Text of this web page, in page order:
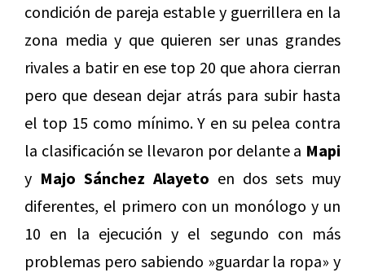
condición de pareja estable y guerrillera en la
zona media y que quieren ser unas grandes
rivales a batir en ese top 20 que ahora cierran
pero que desean dejar atrás para subir hasta
el top 15 como mínimo. Y en su pelea contra
la clasificación se llevaron por delante a Mapi
y Majo Sánchez Alayeto en dos sets muy
diferentes, el primero con un monólogo y un
10 en la ejecución y el segundo con más
problemas pero sabiendo »guardar la ropa» y